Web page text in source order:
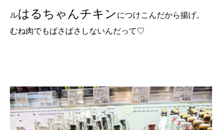
ルはるちゃんチキン につけこんだから揚げ。
むね肉でもぱさぱさしないんだって♡